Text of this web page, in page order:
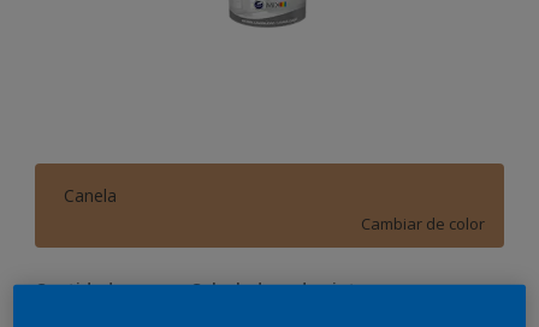
Canela
Cambiar de color
Cantidad Calculadora de pintura